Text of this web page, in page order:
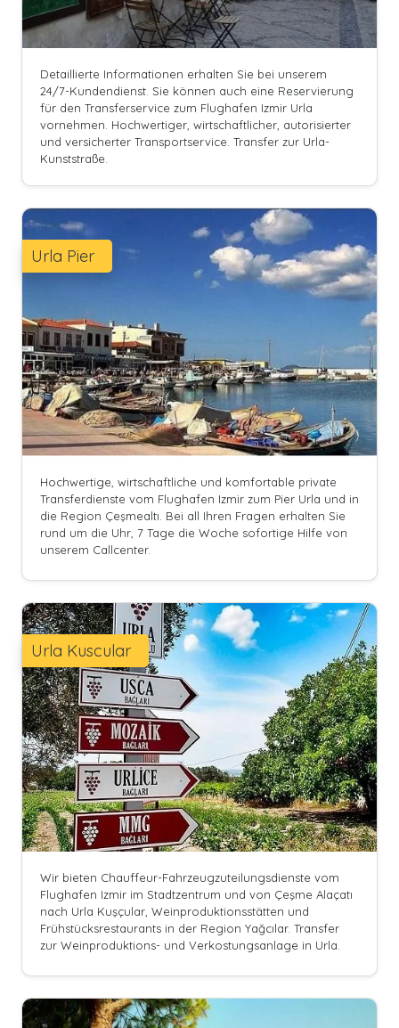
Detaillierte Informationen erhalten Sie bei unserem
24/7-Kundendienst. Sie können auch eine Reservierung
für den Transferservice zum Flughafen Izmir Urla
vornehmen. Hochwertiger, wirtschaftlicher, autorisierter
und versicherter Transportservice. Transfer zur Urla-
Kunststraße.
Hochwertige, wirtschaftliche und komfortable private
Transferdienste vom Flughafen Izmir zum Pier Urla und in
die Region Çeşmealtı. Bei all Ihren Fragen erhalten Sie
rund um die Uhr, 7 Tage die Woche sofortige Hilfe von
unserem Callcenter.
Urla Pier
Wir bieten Chauffeur-Fahrzeugzuteilungsdienste vom
Flughafen Izmir im Stadtzentrum und von Çeşme Alaçatı
nach Urla Kuşçular, Weinproduktionsstätten und
Frühstücksrestaurants in der Region Yağcılar. Transfer
zur Weinproduktions- und Verkostungsanlage in Urla.
Urla Kuscular